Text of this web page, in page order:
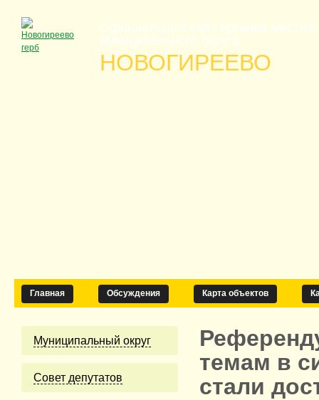
Официальный сайт органов
муниципального округа
НОВОГИРЕЕВО
Главная Обсуждения Карта объектов
Муниципальный округ
Cовет депутатов
темам в
стали